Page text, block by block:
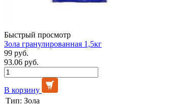
Быстрый просмотр
Зола гранулированная 1,5кг
99 руб.
93.06 руб.
В корзину
Тип: Зола